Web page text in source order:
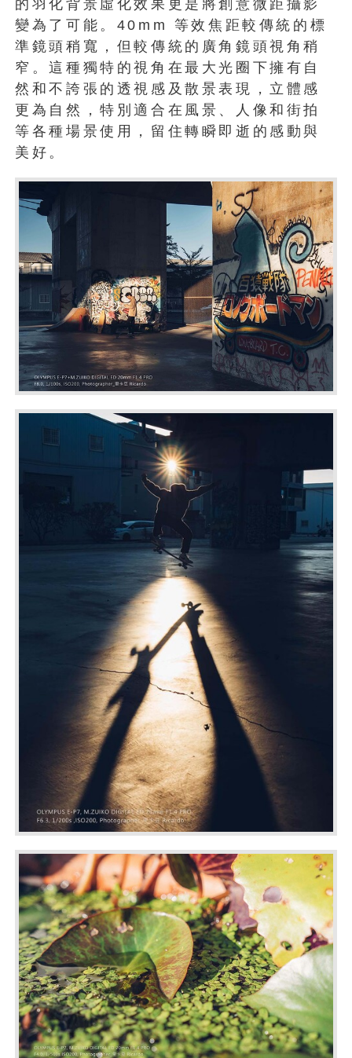
的羽化背景虛化效果更是將創意微距攝影
變為了可能。40mm 等效焦距較傳統的標
準鏡頭稍寬，但較傳統的廣角鏡頭視角稍
窄。這種獨特的視角在最大光圈下擁有自
然和不誇張的透視感及散景表現，立體感
更為自然，特別適合在風景、人像和街拍
等各種場景使用，留住轉瞬即逝的感動與
美好。